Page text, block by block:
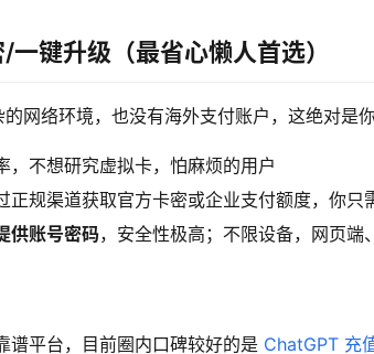
键升级（最省心懒人首选）
网络环境，也没有海外支付账户，这绝对是你
，不想研究虚拟卡，怕麻烦的用户
正规渠道获取官方卡密或企业支付额度，你只
供账号密码，安全性极高；不限设备，网页端
谱平台，目前圈内口碑较好的是 ChatGPT 充